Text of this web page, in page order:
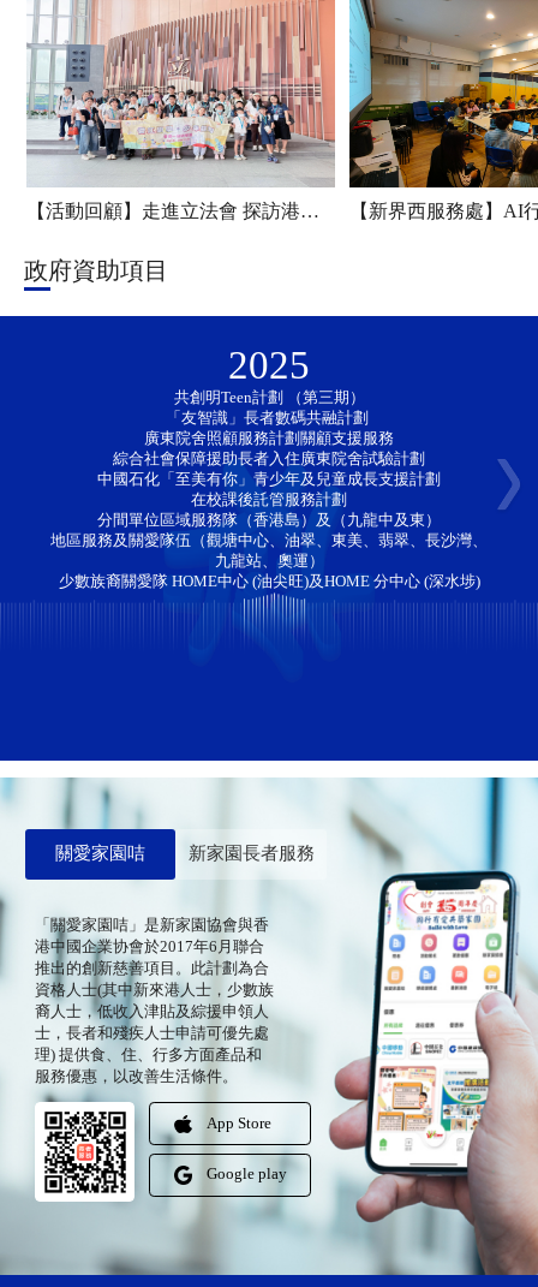
【活動回顧】走進立法會 探訪港科大——新家園協會「香江研學・少年探知」香港一日團圓滿舉行
政府資助項目
2025
共創明Teen計劃 （第三期）
「友智識」長者數碼共融計劃
廣東院舍照顧服務計劃關顧支援服務
綜合社會保障援助長者入住廣東院舍試驗計劃
中國石化「至美有你」青少年及兒童成長支援計劃
在校課後託管服務計劃
分間單位區域服務隊（香港島）及（九龍中及東）
地區服務及關愛隊伍（觀塘中心、油翠、東美、翡翠、長沙灣、
九龍站、奧運）
少數族裔關愛隊 HOME中心 (油尖旺)及HOME 分中心 (深水埗)
關愛家園咭 新家園長者服務
「關愛家園咭」是新家園協會與香
港中國企業协會於2017年6月聯合
推出的創新慈善項目。此計劃為合
資格人士(其中新來港人士，少數族
裔人士，低收入津貼及綜援申領人
士，長者和殘疾人士申請可優先處
理) 提供食、住、行多方面產品和
服務優惠，以改善生活條件。
App Store
Google play